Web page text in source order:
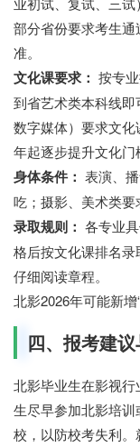
部分省份要求考生
准。
文化课要求： 按专
到省艺术类本科线即
数字媒体）要求文
年起逐步提升文化门
身体条件： 表演、
吃；摄影、美术类要
录取规则： 各专业
格后按文化课排名
仔细阅读章程。
北影2026年可能新增
四、报考建
北影毕业生在影视
生尽早参加北影培
校，以防校考失利